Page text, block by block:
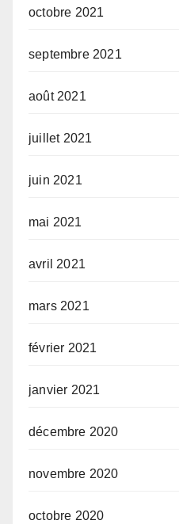
octobre 2021
septembre 2021
août 2021
juillet 2021
juin 2021
mai 2021
avril 2021
mars 2021
février 2021
janvier 2021
décembre 2020
novembre 2020
octobre 2020